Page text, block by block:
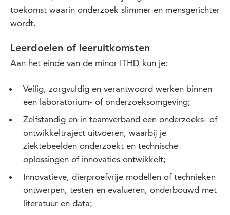
toekomst waarin onderzoek slimmer en mensgerichter
wordt.
Leerdoelen of leeruitkomsten
Aan het einde van de minor ITHD kun je:
Veilig, zorgvuldig en verantwoord werken binnen
een laboratorium- of onderzoeksomgeving;
Zelfstandig en in teamverband een onderzoeks- of
ontwikkeltraject uitvoeren, waarbij je
ziektebeelden onderzoekt en technische
oplossingen of innovaties ontwikkelt;
Innovatieve, dierproefvrije modellen of technieken
ontwerpen, testen en evalueren, onderbouwd met
literatuur en data;